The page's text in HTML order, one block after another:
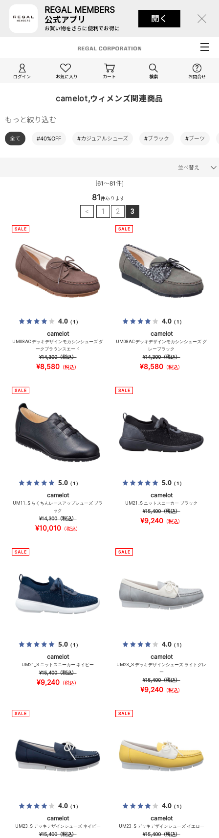
REGAL MEMBERS
公式アプリ
お買い物をさらに便利でお得に
開く
ログイン お気に入り カート 検索 お問合せ
camelot,ウィメンズ関連商品
もっと絞り込む
全て #40%OFF #カジュアルシューズ #ブラック #ブーツ
並べ替え
[61～81件]
81件あります
< 1 2 3
4.0（1）
camelot
UM08AC デッキデザインモカシンシューズ ダ
ークブラウンスエード
¥14,300（税込）
¥8,580 （税込）
4.0（1）
camelot
UM08AC デッキデザインモカシンシューズ グ
レーブラック
¥14,300（税込）
¥8,580 （税込）
5.0（1）
camelot
UM11_S らくちんレースアップシューズ ブラ
ック
¥14,300（税込）
¥10,010（税込）
5.0（1）
camelot
UM21_S ニットスニーカー ブラック
¥15,400（税込）
¥9,240（税込）
5.0（1）
camelot
UM21_S ニットスニーカー ネイビー
¥15,400（税込）
¥9,240（税込）
4.0（1）
camelot
UM23_S デッキデザインシューズ ライトグレ
ー
¥15,400（税込）
¥9,240（税込）
4.0（1）
camelot
UM23_S デッキデザインシューズ ネイビー
¥15,400（税込）
4.0（1）
camelot
UM23_S デッキデザインシューズ イエロー
¥15,400（税込）